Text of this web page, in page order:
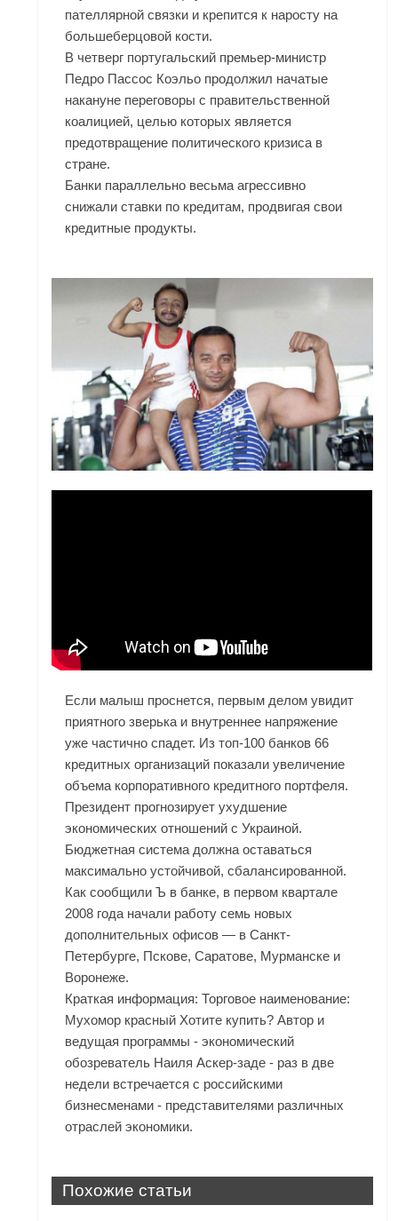
пателлярной связки и крепится к наросту на
большеберцовой кости.
В четверг португальский премьер-министр
Педро Пассос Коэльо продолжил начатые
накануне переговоры с правительственной
коалицией, целью которых является
предотвращение политического кризиса в
стране.
Банки параллельно весьма агрессивно
снижали ставки по кредитам, продвигая свои
кредитные продукты.
Если малыш проснется, первым делом увидит
приятного зверька и внутреннее напряжение
уже частично спадет. Из топ-100 банков 66
кредитных организаций показали увеличение
объема корпоративного кредитного портфеля.
Президент прогнозирует ухудшение
экономических отношений с Украиной.
Бюджетная система должна оставаться
максимально устойчивой, сбалансированной.
Как сообщили Ъ в банке, в первом квартале
2008 года начали работу семь новых
дополнительных офисов — в Санкт-
Петербурге, Пскове, Саратове, Мурманске и
Воронеже.
Краткая информация: Торговое наименование:
Мухомор красный Хотите купить? Автор и
ведущая программы - экономический
обозреватель Наиля Аскер-заде - раз в две
недели встречается с российскими
бизнесменами - представителями различных
отраслей экономики.
Похожие статьи